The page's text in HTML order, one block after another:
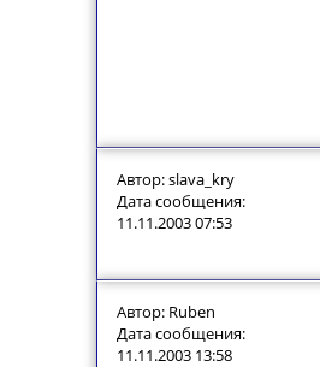
Автор: slava_kry
Дата сообщения:
11.11.2003 07:53
Автор: Ruben
Дата сообщения:
11.11.2003 13:58